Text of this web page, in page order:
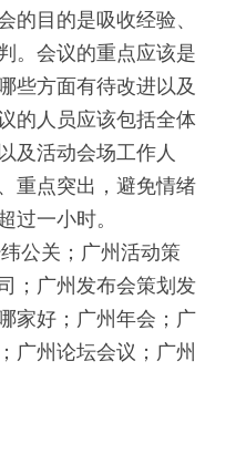
的目的是吸收经验、
。会议的重点应该是
些方面有待改进以及
的人员应该包括全体
及活动会场工作人
重点突出，避免情绪
过一小时。
公关；广州活动策
；广州发布会策划发
家好；广州年会；广
广州论坛会议；广州